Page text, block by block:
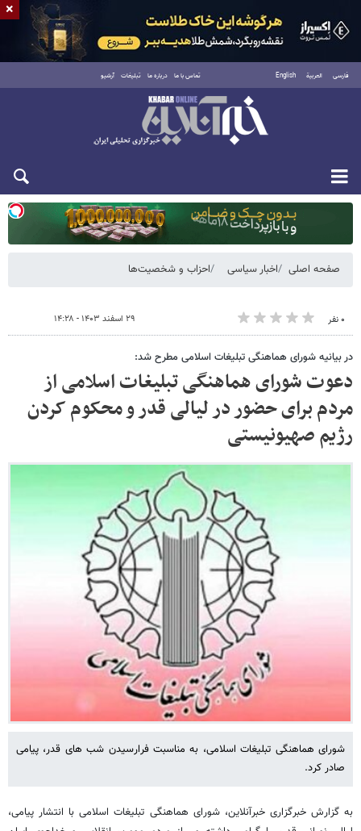
فارسی العربية English تماس با ما درباره ما تبلیغات آرشیو
یکشنبه ۱۸ مرداد ۱۴۰۵
صفحه اصلی اخبار سیاسی احزاب و شخصیت‌ها
۰ نفر ۲۹ اسفند ۱۴۰۳ - ۱۴:۲۸
در بیانیه شورای هماهنگی تبلیغات اسلامی مطرح شد:
دعوت شورای هماهنگی تبلیغات اسلامی از
مردم برای حضور در لیالی قدر و محکوم کردن
رژیم صهیونیستی
شورای هماهنگی تبلیغات اسلامی، به مناسبت فرارسیدن شب های قدر، پیامی
صادر کرد.
به گزارش خبرگزاری خبرآنلاین، شورای هماهنگی تبلیغات اسلامی با انتشار پیامی،
×